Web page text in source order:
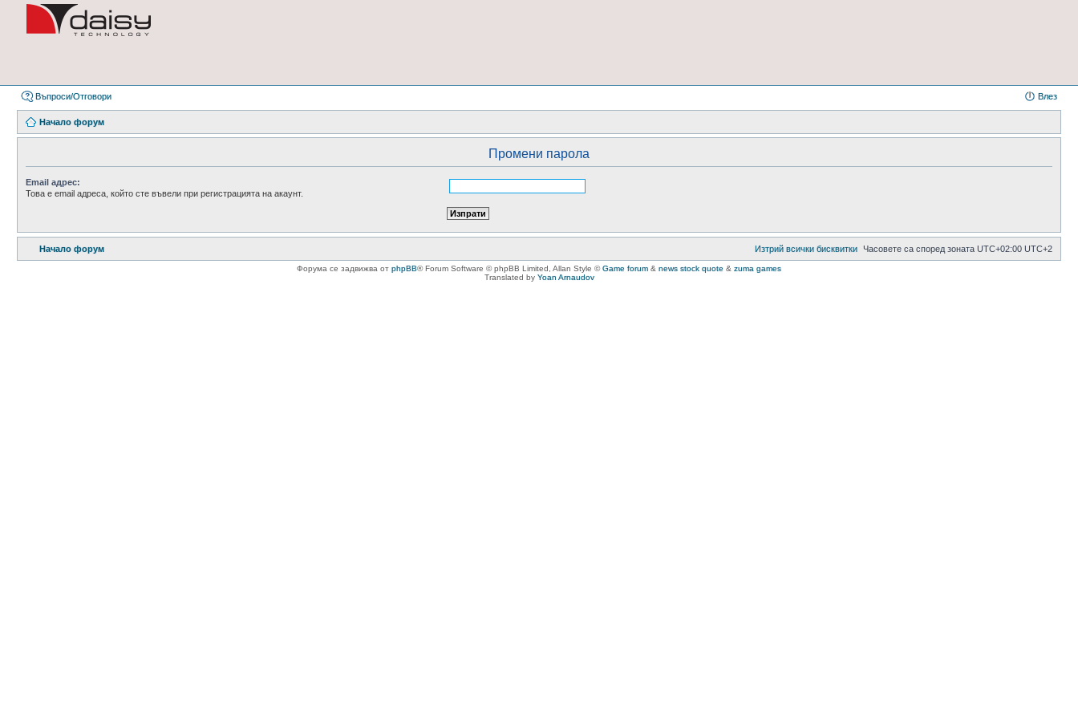
Въпроси/Отговори Влез
Начало форум
Промени парола
Email адрес:
Това е email адреса, който сте въвели при регистрацията на акаунт.
Начало форум Часовете са според зоната UTC+02:00 UTC+2
Изтрий всички бисквитки
Форума се задвижва от phpBB® Forum Software © phpBB Limited , Allan Style ©Game forum & news stock quote & zuma games
Translated by Yoan Arnaudov